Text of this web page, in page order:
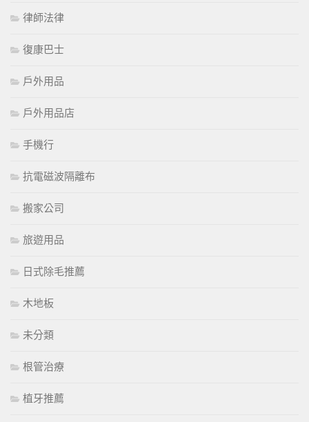
律師法律
復康巴士
戶外用品
戶外用品店
手機行
抗電磁波隔離布
搬家公司
旅遊用品
日式除毛推薦
木地板
未分類
根管治療
植牙推薦